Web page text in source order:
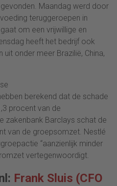
Maandag werd door
teruggeroepen in
om een vrijwillige en
heeft het bedrijf ook
onder meer Brazilië, China,
berekend dat de schade
procent van de
zakenbank Barclays schat de
van de groepsomzet. Nestlé
“aanzienlijk minder
vertegenwoordigt.
Frank Sluis (CFO